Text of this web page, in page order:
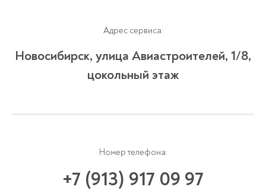
Адрес сервиса:
Новосибирск, улица Авиастроителей, 1/8,
цокольный этаж
Номер телефона:
+7 (913) 917 09 97